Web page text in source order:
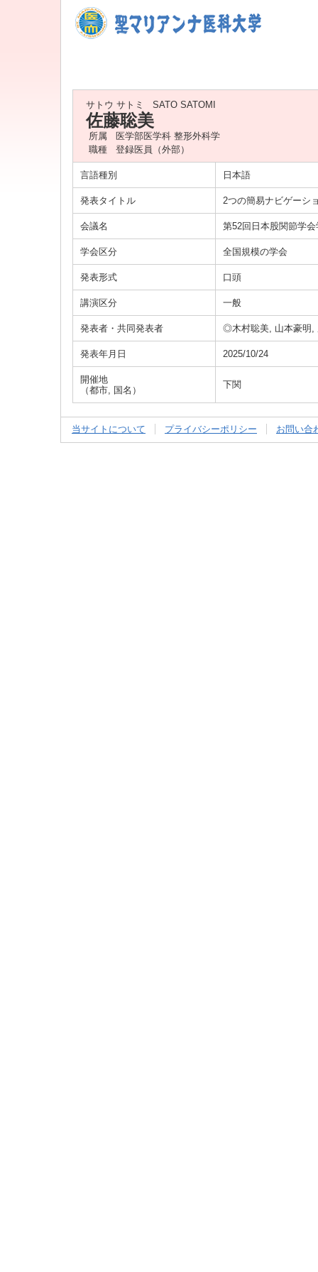
サトウ サトミ SATO SATOMI
佐藤聡美
所属
医学部医学科 整形外科学
職種
登録医員（外部）
言語種別 日本語
発表タイトル 2つの簡易ナビゲーシ
会議名 第52回日本股関節学
学会区分 全国規模の学会
発表形式 口頭
講演区分 一般
発表者・共同発表者 ◎木村聡美, 山本豪明,
発表年月日 2025/10/24
開催地
（都市, 国名）
下関
当サイトについて プライバシーポリシー お問い合